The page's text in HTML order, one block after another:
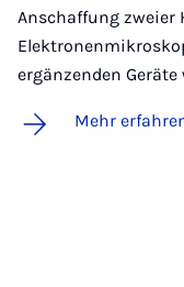
Anschaffung
ergänzenden
Mehr